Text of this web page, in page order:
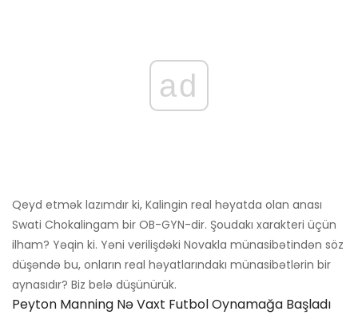
ad
Qeyd etmək lazımdır ki, Kalingin real həyatda olan anası
Swati Chokalingam bir OB-GYN-dir. Şoudakı xarakteri üçün
ilham? Yəqin ki. Yəni verilişdəki Novakla münasibətindən söz
düşəndə ​​bu, onların real həyatlarındakı münasibətlərin bir
aynasıdır? Biz belə düşünürük.
Peyton Manning Nə Vaxt Futbol Oynamağa Başladı